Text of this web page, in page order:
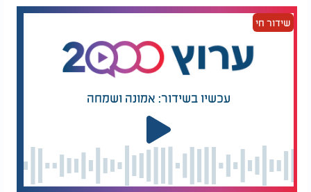
שידור חי
עכשיו בשידור: אמונה ושמחה